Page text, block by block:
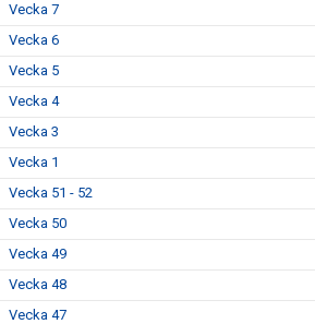
Vecka 7
Vecka 6
Vecka 5
Vecka 4
Vecka 3
Vecka 1
Vecka 51 - 52
Vecka 50
Vecka 49
Vecka 48
Vecka 47